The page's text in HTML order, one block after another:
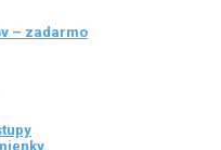
– zadarmo